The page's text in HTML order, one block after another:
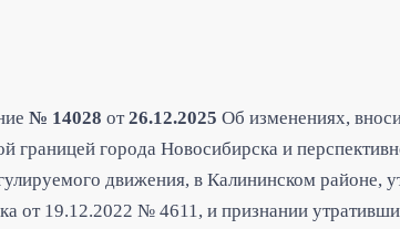
№ 14028 от26.12.2025 Об изменениях,
границей города Новосибирска и
движения, в Калининском районе,
от 19.12.2022 № 4611, и признании